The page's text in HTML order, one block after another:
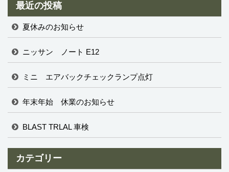
最近の投稿
夏休みのお知らせ
ニッサン ノート E12
ミニ エアバックチェックランプ点灯
年末年始 休業のお知らせ
BLAST TRLAL 車検
カテゴリー